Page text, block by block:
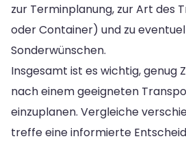
zur Terminplanung, zur Art des
oder Container) und zu
Sonderwünschen.
Insgesamt ist es wichtig, genug
nach einem geeigneten
einzuplanen. Vergleiche
treffe eine informierte